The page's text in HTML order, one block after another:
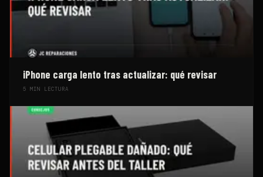
iPhone carga lento tras actualizar: qué revisar
5 MIN LECTURA